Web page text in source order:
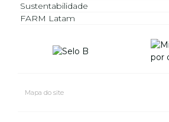
Sustentabilidade
FARM Latam
Mapa do site